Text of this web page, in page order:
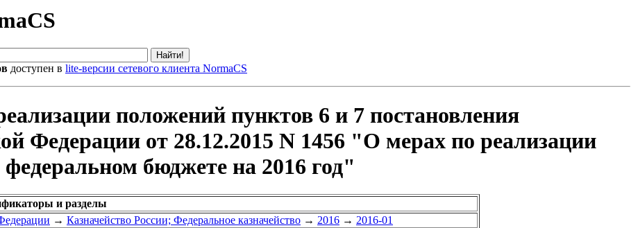
доступен в lite-версии сетевого клиента NormaCS
положений пунктов 6 и 7 постановления
Федерации от 28.12.2015 N 1456 "О мерах по реализации
бюджете на 2016 год"
и разделы
→ Казначейство России; Федеральное казначейство → 2016 → 2016-01